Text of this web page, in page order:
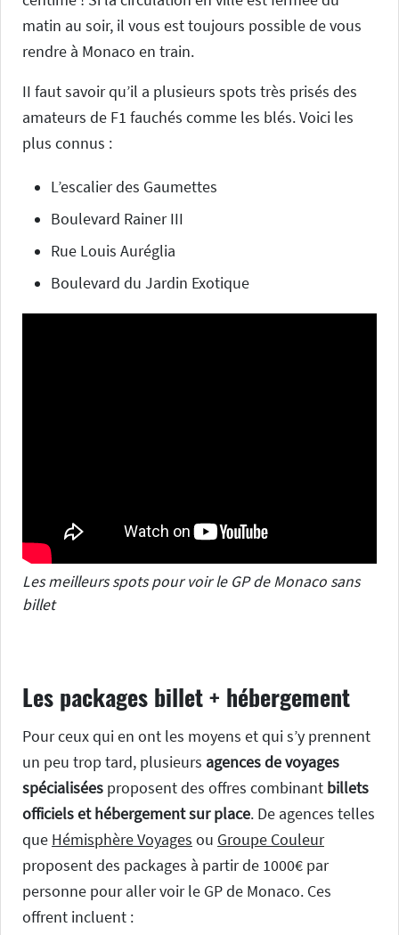
matin au soir, il vous est toujours possible de vous
rendre à Monaco en train.
II faut savoir qu’il a plusieurs spots très prisés des
amateurs de F1 fauchés comme les blés. Voici les
plus connus :
L’escalier des Gaumettes
Boulevard Rainer III
Rue Louis Auréglia
Boulevard du Jardin Exotique
Les meilleurs spots pour voir le GP de Monaco sans
billet
Les packages billet + hébergement
Pour ceux qui en ont les moyens et qui s’y prennent
un peu trop tard, plusieurs agences de voyages
spécialisées proposent des offres combinant billets
officiels et hébergement sur place. De agences telles
que Hémisphère Voyages ou Groupe Couleur
proposent des packages à partir de 1000€ par
personne pour aller voir le GP de Monaco. Ces
offrent incluent :